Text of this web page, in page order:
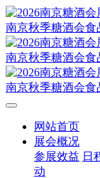
网站首页
展会概况
参展效益 日
动